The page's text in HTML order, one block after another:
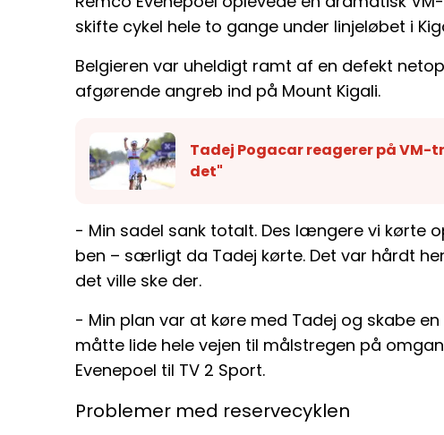
skifte cykel hele to gange under linjeløbet i
Belgieren var uheldigt ramt af en defekt
afgørende angreb ind på Mount Kigali.
Tadej Pogacar reagerer på VM-
det"
- Min sadel sank totalt. Des længere vi kørte
ben – særligt da Tadej kørte. Det var hårdt
det ville ske der.
- Min plan var at køre med Tadej og skabe
måtte lide hele vejen til målstregen på
Evenepoel til TV 2 Sport.
Problemer med reservecyklen